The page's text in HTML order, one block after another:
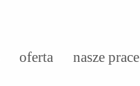
oferta nasze prace